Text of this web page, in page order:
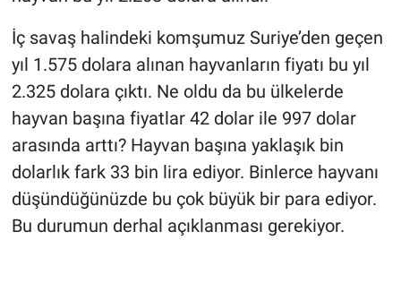
İç savaş halindeki komşumuz Suriye’den geçen
yıl 1.575 dolara alınan hayvanların fiyatı bu yıl
2.325 dolara çıktı. Ne oldu da bu ülkelerde
hayvan başına fiyatlar 42 dolar ile 997 dolar
arasında arttı? Hayvan başına yaklaşık bin
dolarlık fark 33 bin lira ediyor. Binlerce hayvanı
düşündüğünüzde bu çok büyük bir para ediyor.
Bu durumun derhal açıklanması gerekiyor.